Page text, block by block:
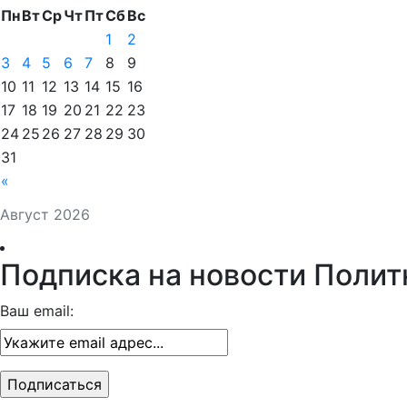
Август 2026
ПнВтСрЧтПтСбВс
«
1
2
3
4 5 6 7 8
9
10 11 12 13 14 15 16
17 18 19 20 21 22 23
24 25 26 27 28 29 30
31
Подписка на новости
Ваш email: